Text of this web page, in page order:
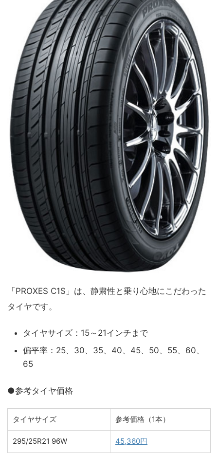
「PROXES C1S」は、静粛性と乗り心地にこだわった
タイヤです。
タイヤサイズ：15～21インチまで
偏平率：25、30、35、40、45、50、55、60、
65
●参考タイヤ価格
タイヤサイズ 参考価格（1本）
295/25R21 96W 45,360円